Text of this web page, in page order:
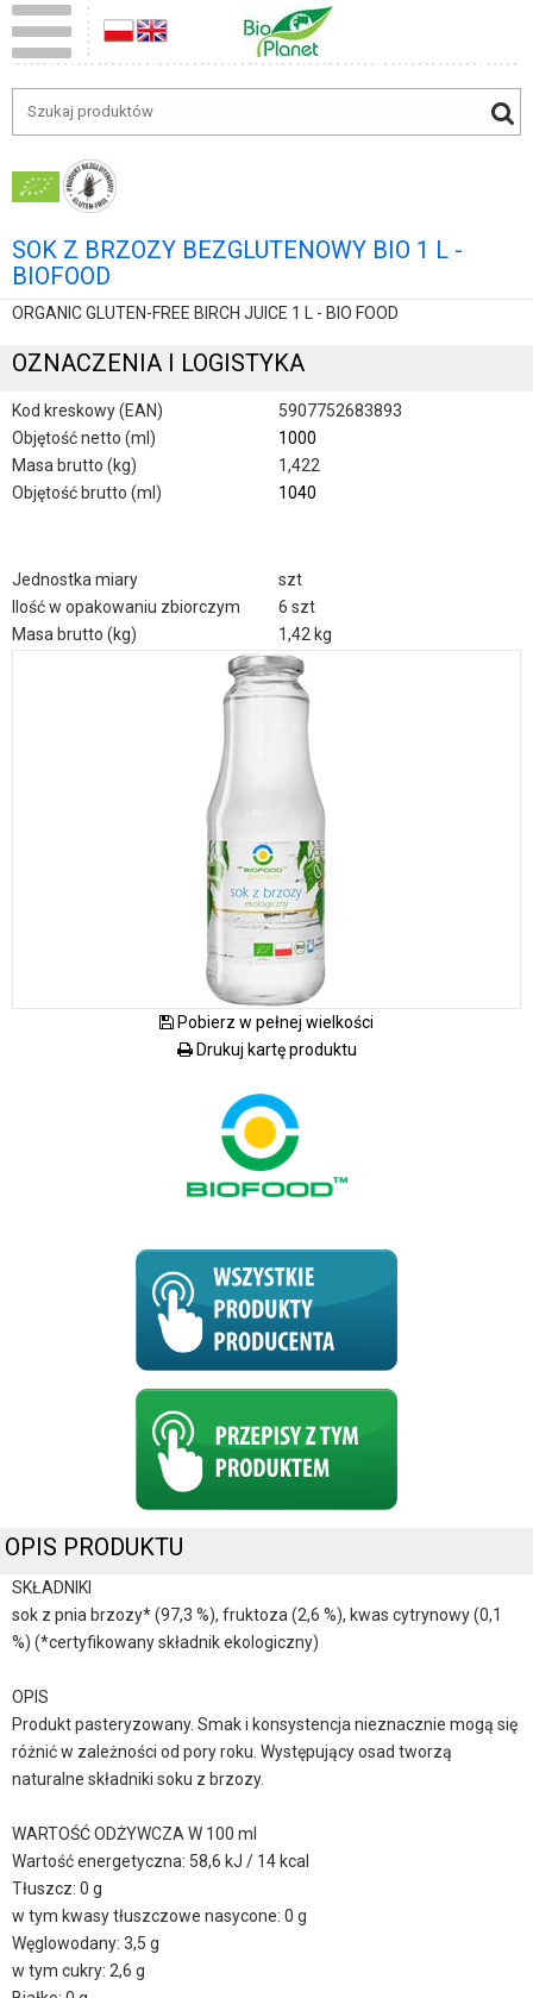
SOK Z BRZOZY BEZGLUTENOWY BIO 1 L -
BIOFOOD
ORGANIC GLUTEN-FREE BIRCH JUICE 1 L - BIO FOOD
OZNACZENIA I LOGISTYKA
Kod kreskowy (EAN)
5907752683893
Objętość netto (ml)
1000
Masa brutto (kg)
1,422
Objętość brutto (ml)
1040
Jednostka miary
szt
Ilość w opakowaniu zbiorczym
6 szt
Masa brutto (kg)
1,42 kg
Pobierz w pełnej wielkości
Drukuj kartę produktu
OPIS PRODUKTU
SKŁADNIKI
sok z pnia brzozy* (97,3 %), fruktoza (2,6 %), kwas cytrynowy (0,1
%) (*certyfikowany składnik ekologiczny)
OPIS
Produkt pasteryzowany. Smak i konsystencja nieznacznie mogą się
różnić w zależności od pory roku. Występujący osad tworzą
naturalne składniki soku z brzozy.
WARTOŚĆ ODŻYWCZA W 100 ml
Wartość energetyczna: 58,6 kJ / 14 kcal
Tłuszcz: 0 g
w tym kwasy tłuszczowe nasycone: 0 g
Węglowodany: 3,5 g
w tym cukry: 2,6 g